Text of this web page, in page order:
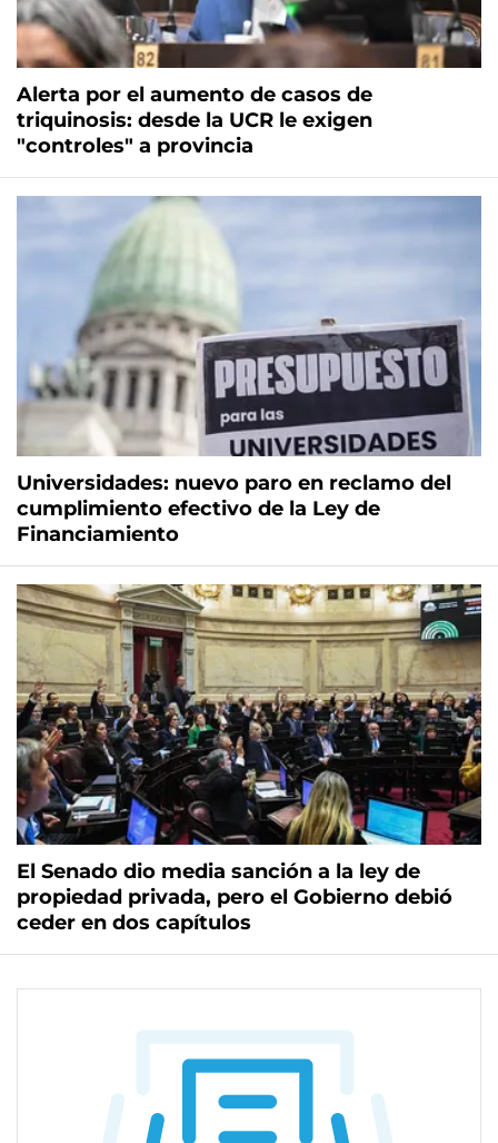
Alerta por el aumento de casos de
triquinosis: desde la UCR le exigen
"controles" a provincia
Universidades: nuevo paro en reclamo del
cumplimiento efectivo de la Ley de
Financiamiento
El Senado dio media sanción a la ley de
propiedad privada, pero el Gobierno debió
ceder en dos capítulos